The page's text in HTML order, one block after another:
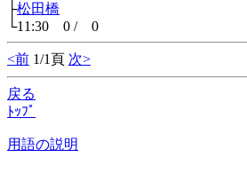
├松田橋
└11:30 0 / 0
<前 1/1頁 次>
戻る
ﾄｯﾌﾟ
用語の説明